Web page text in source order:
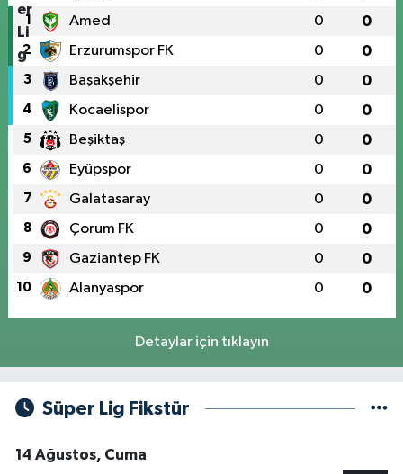
1 Amed 0 0
2 Erzurumspor FK 0 0
3 Başakşehir 0 0
4 Kocaelispor 0 0
5 Beşiktaş 0 0
6 Eyüpspor 0 0
7 Galatasaray 0 0
8 Çorum FK 0 0
9 Gaziantep FK 0 0
10 Alanyaspor 0 0
Detaylar için tıklayın
Süper Lig Fikstür
14 Ağustos, Cuma